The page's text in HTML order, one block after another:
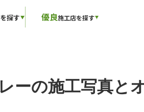
探す 優良施工店を探す
ーの施工写真と